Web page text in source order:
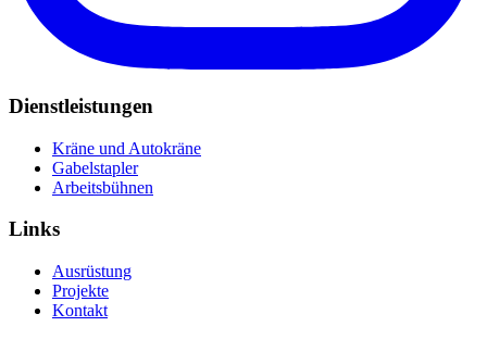
Dienstleistungen
Kräne und Autokräne
Gabelstapler
Arbeitsbühnen
Links
Ausrüstung
Projekte
Kontakt